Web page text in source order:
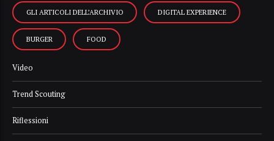
GLI ARTICOLI DELL’ARCHIVIO DIGITAL EXPERIENCE
BURGER FOOD
Video
Trend Scouting
Riflessioni